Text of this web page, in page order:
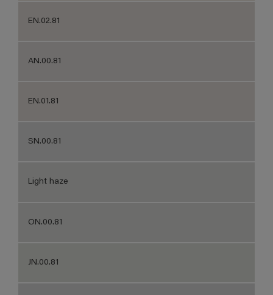
EN.02.81
AN.00.81
EN.01.81
SN.00.81
Light haze
ON.00.81
JN.00.81